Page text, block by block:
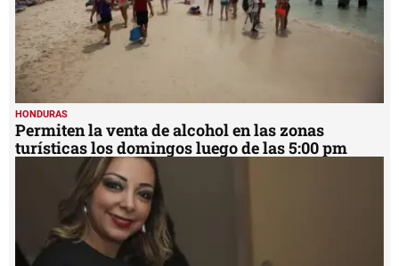
HONDURAS
Permiten la venta de alcohol en las zonas
turísticas los domingos luego de las 5:00 pm